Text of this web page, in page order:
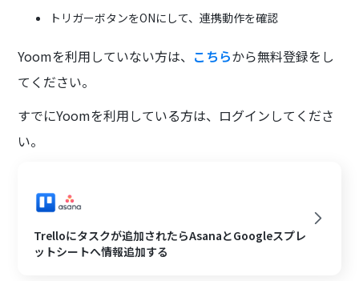
トリガーボタンをONにして、連携動作を確認
Yoomを利用していない方は、 こちらから無料登録をし
てください。
すでにYoomを利用している方は、ログインしてくださ
い。
Trelloにタスクが追加されたらAsanaとGoogleスプレ
ットシートへ情報追加する